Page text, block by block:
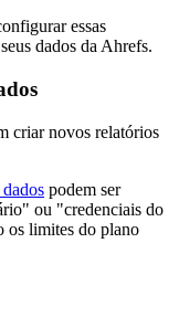
essas
dados da Ahrefs.
criar novos relatórios
podem ser
ou "credenciais do
os limites do plano